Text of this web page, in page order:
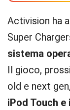
Activision ha
Super
sistema
Il gioco,
old e next
iPod Touch